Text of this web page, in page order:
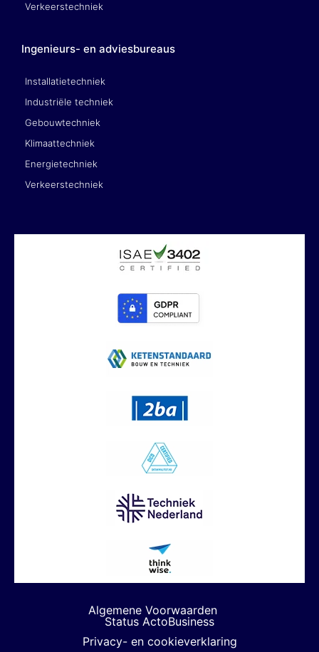
Verkeerstechniek
Ingenieurs- en adviesbureaus
Installatietechniek
Industriële techniek
Gebouwtechniek
Klimaattechniek
Energietechniek
Verkeerstechniek
Algemene Voorwaarden
Status ActoBusiness
Privacy- en cookieverklaring